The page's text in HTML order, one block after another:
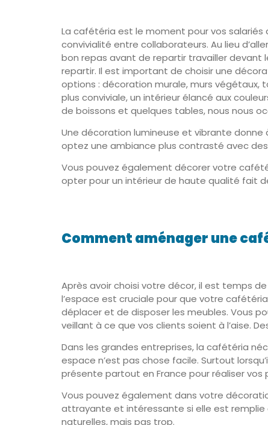
La cafétéria est le moment pour vos
convivialité entre collaborateurs. Au lieu
bon repas avant de repartir travailler devant
repartir. Il est important de choisir une
options : décoration murale, murs végétaux,
plus conviviale, un intérieur élancé aux
de boissons et quelques tables, nous nous
Une décoration lumineuse et vibrante
optez une ambiance plus contrasté avec
Vous pouvez également décorer votre
opter pour un intérieur de haute qualité fait
Comment aménager une
Après avoir choisi votre décor, il est temps
l’espace est cruciale pour que votre
déplacer et de disposer les meubles. Vous
veillant à ce que vos clients soient à l’aise.
Dans les grandes entreprises, la cafétéria
espace n’est pas chose facile. Surtout
présente partout en France pour réaliser vos
Vous pouvez également dans votre
attrayante et intéressante si elle est remplie
naturelles, mais pas trop.